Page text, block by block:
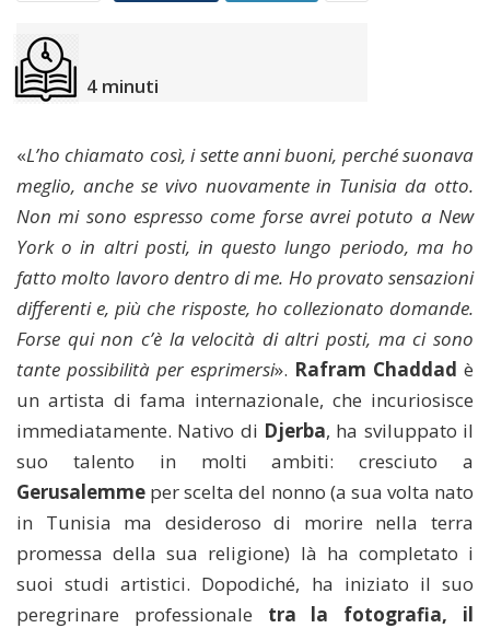
4 minuti
«L’ho chiamato così, i sette anni buoni, perché suonava
meglio, anche se vivo nuovamente in Tunisia da otto.
Non mi sono espresso come forse avrei potuto a New
York o in altri posti, in questo lungo periodo, ma ho
fatto molto lavoro dentro di me. Ho provato sensazioni
differenti e, più che risposte, ho collezionato domande.
Forse qui non c’è la velocità di altri posti, ma ci sono
tante possibilità per esprimersi». Rafram Chaddad è
un artista di fama internazionale, che incuriosisce
immediatamente. Nativo di Djerba, ha sviluppato il
suo talento in molti ambiti: cresciuto a
Gerusalemme per scelta del nonno (a sua volta nato
in Tunisia ma desideroso di morire nella terra
promessa della sua religione) là ha completato i
suoi studi artistici. Dopodiché, ha iniziato il suo
peregrinare professionale tra la fotografia, il